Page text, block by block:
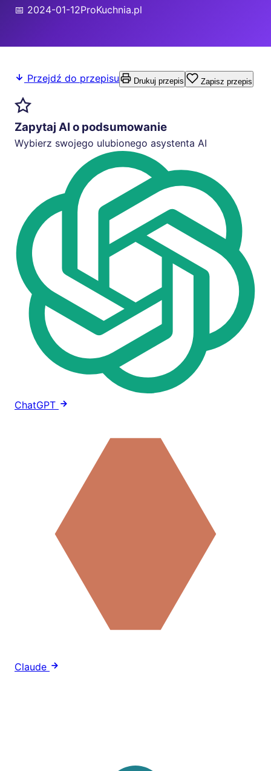
📅 2024-01-12ProKuchnia.pl
Przejdź do przepisu Drukuj przepis Zapisz przepis
Zapytaj AI o podsumowanie
Wybierz swojego ulubionego asystenta AI
ChatGPT
Claude